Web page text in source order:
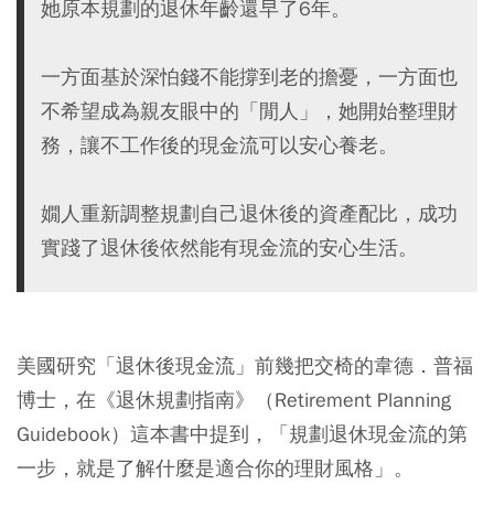
她原本規劃的退休年齡還早了6年。
一方面基於深怕錢不能撐到老的擔憂，一方面也
不希望成為親友眼中的「閒人」，她開始整理財
務，讓不工作後的現金流可以安心養老。
嫺人重新調整規劃自己退休後的資產配比，成功
實踐了退休後依然能有現金流的安心生活。
美國研究「退休後現金流」前幾把交椅的韋德．普福
博士，在《退休規劃指南》（Retirement Planning
Guidebook）這本書中提到，
「規劃退休現金流的第
一步，就是了解什麼是適合你的理財風格」 。